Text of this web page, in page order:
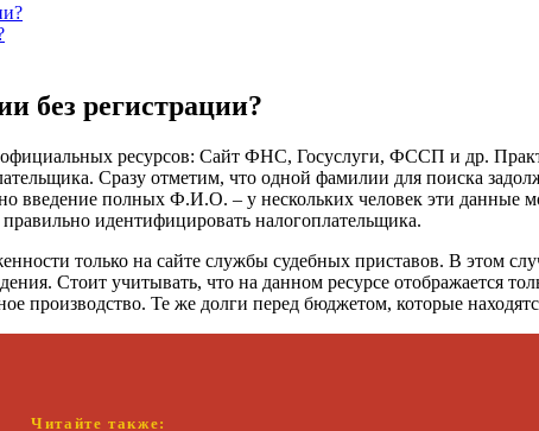
без регистрации?
ресурсов: Сайт ФНС, Госуслуги, ФССП и др.
Сразу отметим, что одной фамилии для поиска
введение полных Ф.И.О. – у нескольких человек эти данные
идентифицировать налогоплательщика.
только на сайте службы судебных приставов. В этом
Стоит учитывать, что на данном ресурсе отображается
производство. Те же долги перед бюджетом, которые
Читайте также: